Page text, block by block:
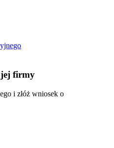
firmy
i złóż wniosek o